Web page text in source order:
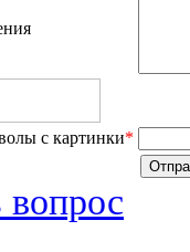
с картинки*
вопрос